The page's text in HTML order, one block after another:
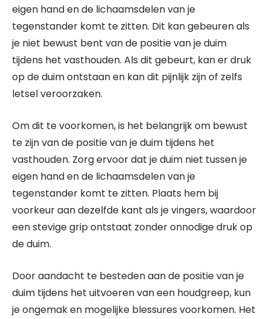
eigen hand en de lichaamsdelen van je
tegenstander komt te zitten. Dit kan gebeuren als
je niet bewust bent van de positie van je duim
tijdens het vasthouden. Als dit gebeurt, kan er druk
op de duim ontstaan ​​en kan dit pijnlijk zijn of zelfs
letsel veroorzaken.
Om dit te voorkomen, is het belangrijk om bewust
te zijn van de positie van je duim tijdens het
vasthouden. Zorg ervoor dat je duim niet tussen je
eigen hand en de lichaamsdelen van je
tegenstander komt te zitten. Plaats hem bij
voorkeur aan dezelfde kant als je vingers, waardoor
een stevige grip ontstaat zonder onnodige druk op
de duim.
Door aandacht te besteden aan de positie van je
duim tijdens het uitvoeren van een houdgreep, kun
je ongemak en mogelijke blessures voorkomen. Het